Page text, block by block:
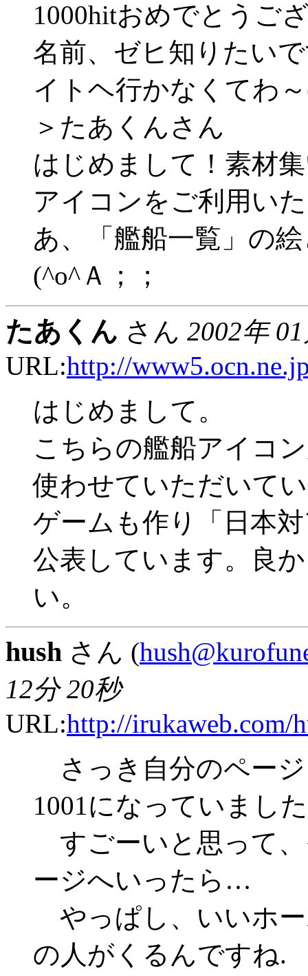
1000hitおめでとうご
名前、ゼヒ知りたい
イトヘ行かなくてわ
＞たあくんさん
はじめまして！素材
アイコンをご利用い
あ、「艦船一覧」の
(^o^Ａ；；
たあくん さん 2002年
URL:http://
はじめまして。
こちらの艦船アイコ
使わせていただいて
ゲームも作り「日本
公表しています。良
い。
hush さん (
12分 20秒
URL:http://irukaweb.com/
さっき自分のペー
1001になっていまし
すごーいと思って
ージへいったら…
やっぱし、いいホ
の人がくるんですね.